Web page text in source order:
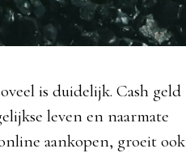
is duidelijk. Cash geld
leven en naarmate
aankopen, groeit ook